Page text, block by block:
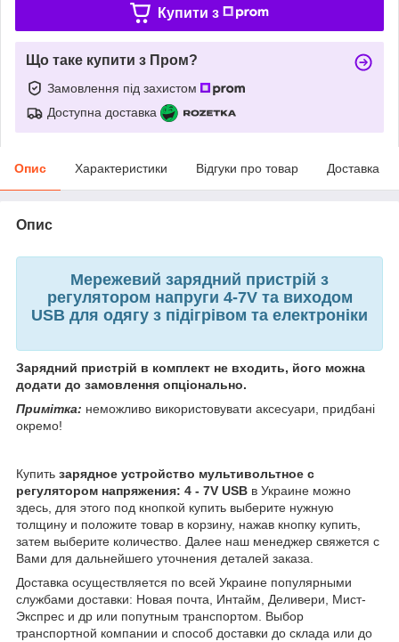
Купити з
Що таке купити з Пром?
Замовлення під захистом
Доступна доставка
Опис Характеристики Відгуки про товар Доставка
Опис
Мережевий зарядний пристрій з
регулятором напруги 4-7V та виходом
USB для одягу з підігрівом та електроніки
Зарядний пристрій в комплект не входить, його можна
додати до замовлення опціонально.
Примітка: неможливо використовувати аксесуари, придбані
окремо!
Купить зарядное устройство мультивольтное с
регулятором напряжения: 4 - 7V USB в Украине можно
здесь, для этого под кнопкой купить выберите нужную
толщину и положите товар в корзину, нажав кнопку купить,
затем выберите количество. Далее наш менеджер свяжется с
Вами для дальнейшего уточнения деталей заказа.
Доставка осуществляется по всей Украине популярными
службами доставки: Новая почта, Интайм, Деливери, Мист-
Экспрес и др или попутным транспортом. Выбор
транспортной компании и способ доставки до склада или до